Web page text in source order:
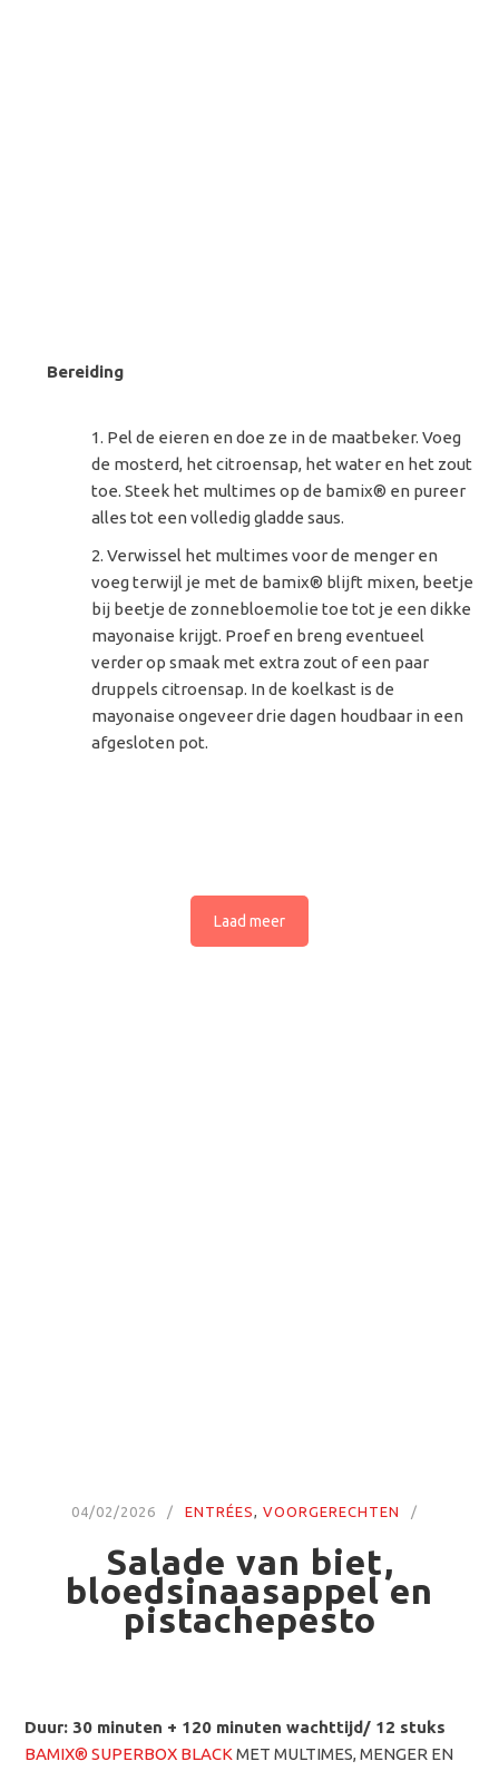
Bereiding
Pel de eieren en doe ze in de maatbeker. Voeg
de mosterd, het citroensap, het water en het zout
toe. Steek het multimes op de bamix® en pureer
alles tot een volledig gladde saus.
Verwissel het multimes voor de menger en
voeg terwijl je met de bamix® blijft mixen, beetje
bij beetje de zonnebloemolie toe tot je een dikke
mayonaise krijgt. Proef en breng eventueel
verder op smaak met extra zout of een paar
druppels citroensap. In de koelkast is de
mayonaise ongeveer drie dagen houdbaar in een
afgesloten pot.
Laad meer
04/02/2026 ENTRÉES VOORGERECHTEN
Salade van biet,
bloedsinaasappel en
pistachepesto
Duur: 30 minuten + 120 minuten wachttijd/ 12 stuks
BAMIX® SUPERBOX BLACK MET MULTIMES, MENGER EN